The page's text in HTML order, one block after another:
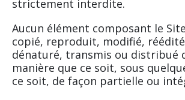
strictement interdite.
Aucun élément composant le
copié, reproduit, modifié,
dénaturé, transmis ou distribué
manière que ce soit, sous
ce soit, de façon partielle ou